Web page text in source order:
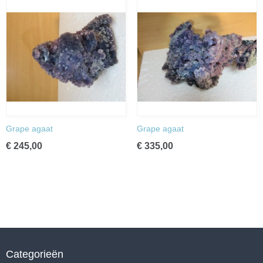
Grape agaat
€ 245,00
Grape agaat
€ 335,00
Categorieën